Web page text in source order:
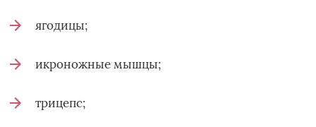
ягодицы;
икроножные мышцы;
трицепс;